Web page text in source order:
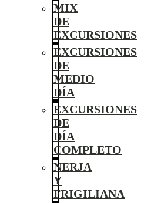
MIX
DE
EXCURSIONES
EXCURSIONES
DE
MEDIO
DÍA
EXCURSIONES
DE
DÍA
COMPLETO
NERJA
Y
FRIGILIANA